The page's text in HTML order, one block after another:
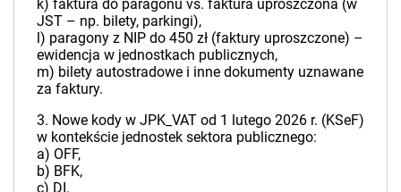
k) faktura do paragonu vs. faktura uproszczona (w
JST – np. bilety, parkingi),
l) paragony z NIP do 450 zł (faktury uproszczone) –
ewidencja w jednostkach publicznych,
m) bilety autostradowe i inne dokumenty uznawane
za faktury.
3. Nowe kody w JPK_VAT od 1 lutego 2026 r. (KSeF)
w kontekście jednostek sektora publicznego:
a) OFF,
b) BFK,
c) DI.